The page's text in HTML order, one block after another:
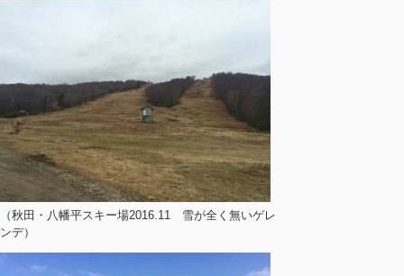
（秋田・八幡平スキー場2016.11 雪が全く無いゲレ
ンデ）